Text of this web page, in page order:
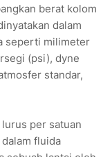
berat kolom
dalam
seperti milimeter
(psi), dyne
standar,
per satuan
fluida